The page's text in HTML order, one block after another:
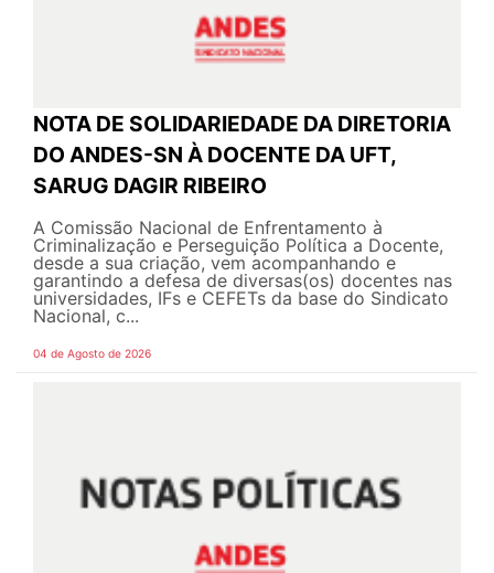
NOTA DE SOLIDARIEDADE DA DIRETORIA
DO ANDES-SN À DOCENTE DA UFT,
SARUG DAGIR RIBEIRO
A Comissão Nacional de Enfrentamento à
Criminalização e Perseguição Política a Docente,
desde a sua criação, vem acompanhando e
garantindo a defesa de diversas(os) docentes nas
universidades, IFs e CEFETs da base do Sindicato
Nacional, c...
04 de Agosto de 2026